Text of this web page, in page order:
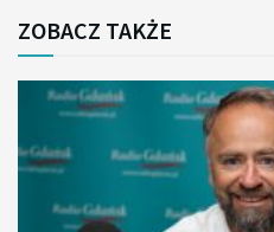
ZOBACZ TAKŻE